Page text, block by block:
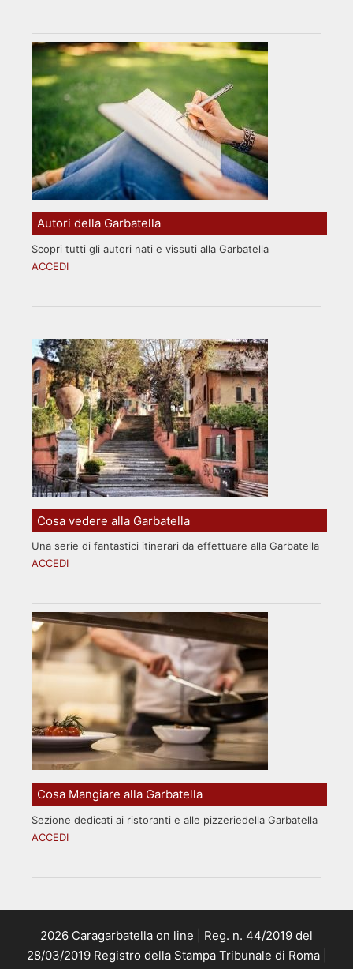
Autori della Garbatella
Scopri tutti gli autori nati e vissuti alla Garbatella
ACCEDI
Cosa vedere alla Garbatella
Una serie di fantastici itinerari da effettuare alla Garbatella
ACCEDI
Cosa Mangiare alla Garbatella
Sezione dedicati ai ristoranti e alle pizzeriedella Garbatella
ACCEDI
2026 Caragarbatella on line | Reg. n. 44/2019 del
28/03/2019 Registro della Stampa Tribunale di Roma |